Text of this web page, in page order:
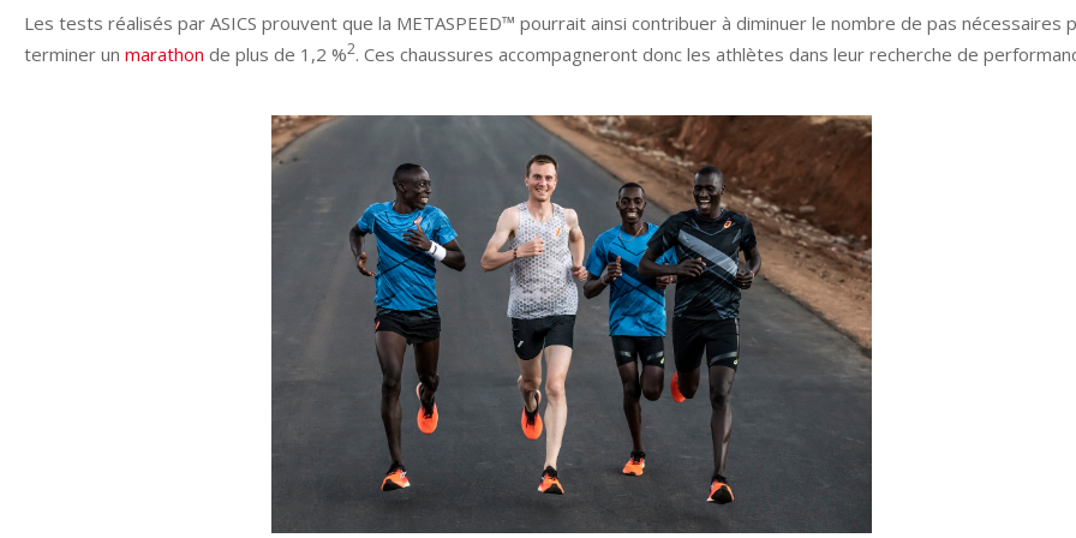
Les tests réalisés par ASICS prouvent que la METASPEED™ pourrait ainsi contribuer à diminuer le nombre de pas nécessaires
terminer un marathon de plus de 1,2 %2. Ces chaussures accompagneront donc les athlètes dans leur recherche de